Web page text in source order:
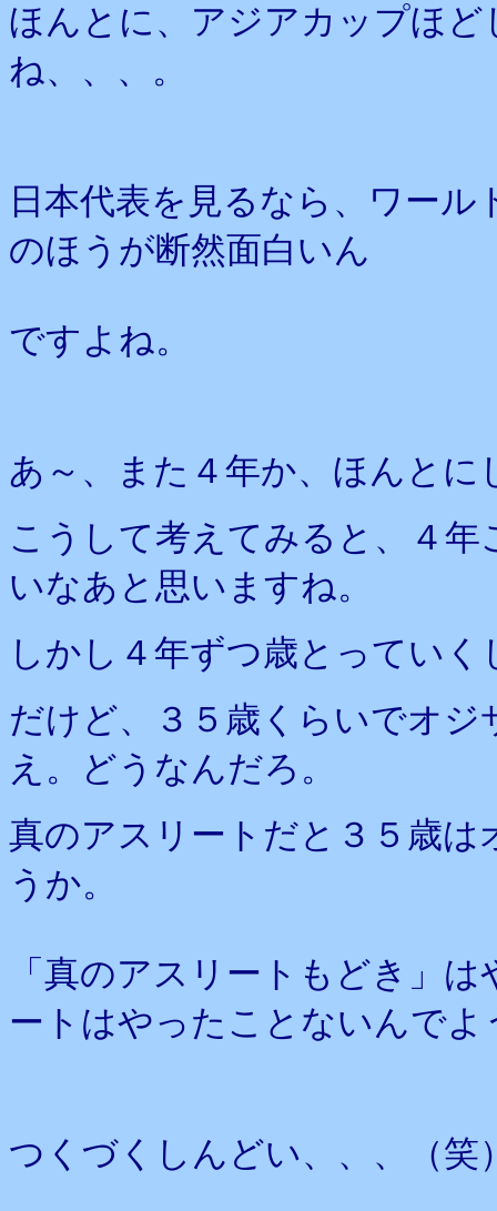
ほんとに、アジアカップほ
ね、、、。
日本代表を見るなら、ワー
のほうが断然面白いん
ですよね。
あ～、また４年か、ほんとに
こうして考えてみると、４
いなあと思いますね。
しかし４年ずつ歳とっていく
だけど、３５歳くらいでオ
え。どうなんだろ。
真のアスリートだと３５歳
うか。
「真のアスリートもどき」
ートはやったことないんでよ
つくづくしんどい、、、（笑